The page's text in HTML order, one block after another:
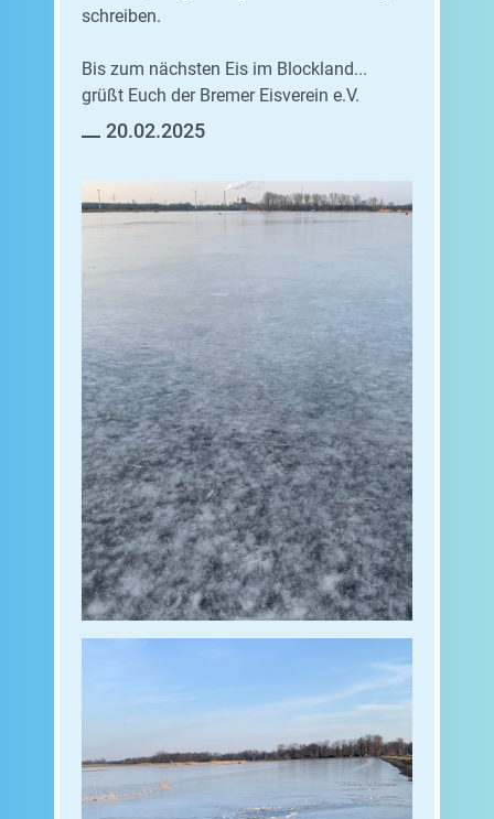
schreiben.
Bis zum nächsten Eis im Blockland...
grüßt Euch der Bremer Eisverein e.V.
20.02.2025